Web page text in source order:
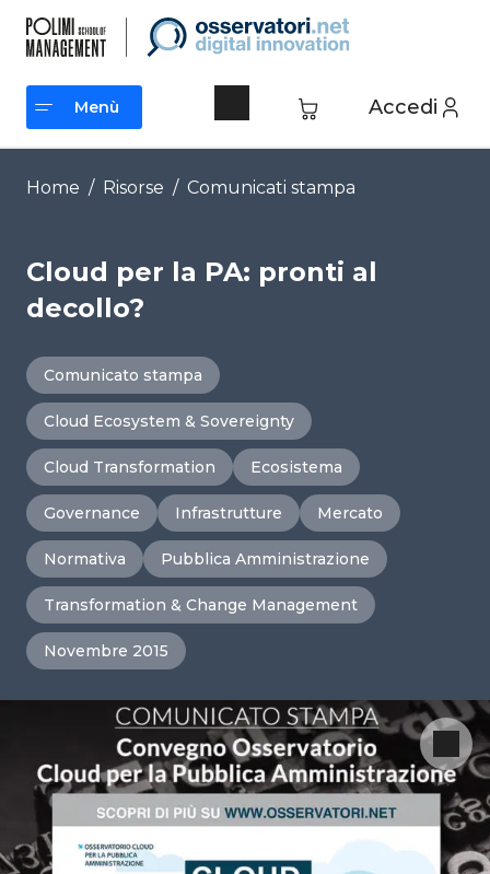
contenuto
Accedi
Menù
Menù
Home / Risorse / Comunicati stampa
Cloud per la PA: pronti al
decollo?
Comunicato stampa
Cloud Ecosystem & Sovereignty
Cloud Transformation Ecosistema
Governance Infrastrutture Mercato
Normativa Pubblica Amministrazione
Transformation & Change Management
Novembre 2015